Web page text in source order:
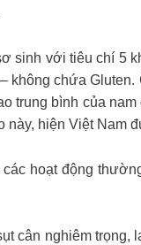
với tiêu chí 5
chứa
trung bình của
này, hiện Việt Nam
hoạt động
cân nghiêm trọng,